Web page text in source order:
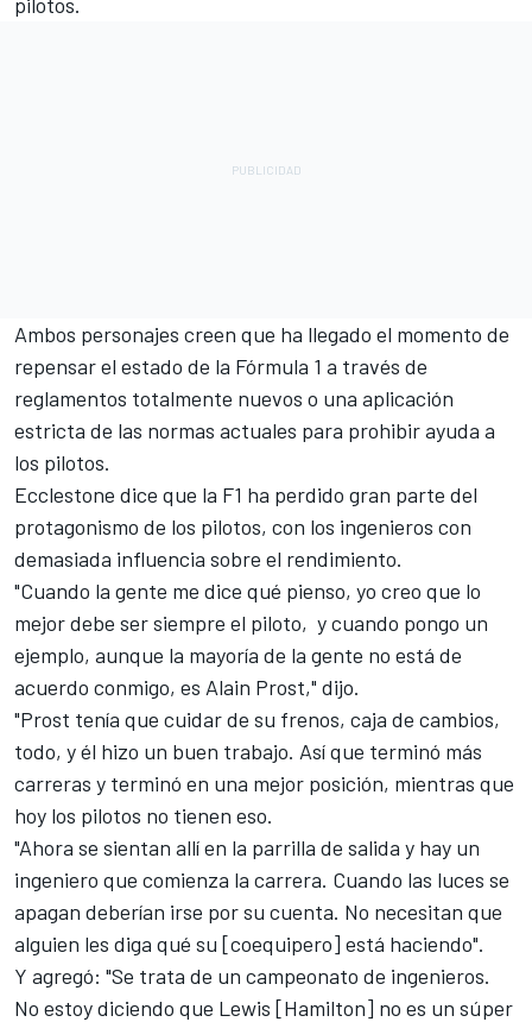
Ambos personajes creen que ha llegado el momento de
repensar el estado de la Fórmula 1 a través de
reglamentos totalmente nuevos o una aplicación
estricta de las normas actuales para prohibir ayuda a
los pilotos.
Ecclestone dice que la F1 ha perdido gran parte del
protagonismo de los pilotos, con los ingenieros con
demasiada influencia sobre el rendimiento.
"Cuando la gente me dice qué pienso, yo creo que lo
mejor debe ser siempre el piloto, y cuando pongo un
ejemplo, aunque la mayoría de la gente no está de
acuerdo conmigo, es Alain Prost," dijo.
"Prost tenía que cuidar de su frenos, caja de cambios,
todo, y él hizo un buen trabajo. Así que terminó más
carreras y terminó en una mejor posición, mientras que
hoy los pilotos no tienen eso.
"Ahora se sientan allí en la parrilla de salida y hay un
ingeniero que comienza la carrera. Cuando las luces se
apagan deberían irse por su cuenta. No necesitan que
alguien les diga qué su [coequipero] está haciendo".
Y agregó: "Se trata de un campeonato de ingenieros.
No estoy diciendo que Lewis [Hamilton] no es un súper